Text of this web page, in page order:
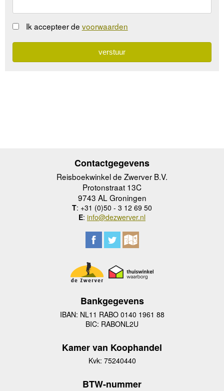
Ik accepteer de voorwaarden
Contactgegevens
Reisboekwinkel de Zwerver B.V.
Protonstraat 13C
9743 AL Groningen
T: +31 (0)50 - 3 12 69 50
E: info@dezwerver.nl
Bankgegevens
IBAN: NL11 RABO 0140 1961 88
BIC: RABONL2U
Kamer van Koophandel
Kvk: 75240440
BTW-nummer